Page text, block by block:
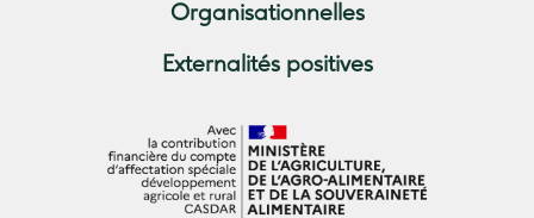
Organisationnelles
Externalités positives